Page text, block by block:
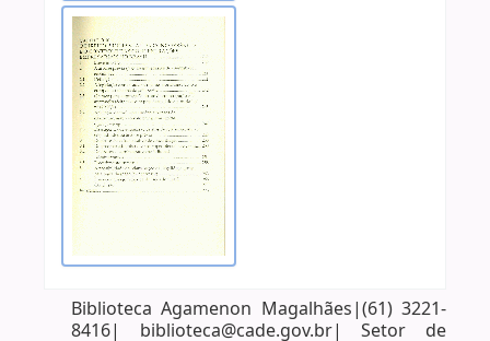
Biblioteca Agamenon Magalhães|(61) 3221-
8416| biblioteca@cade.gov.br| Setor de